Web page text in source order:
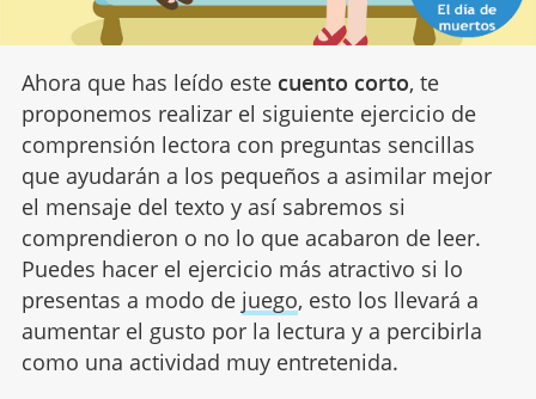
Ahora que has leído este cuento corto, te
proponemos realizar el siguiente ejercicio de
comprensión lectora con preguntas sencillas
que ayudarán a los pequeños a asimilar mejor
el mensaje del texto y así sabremos si
comprendieron o no lo que acabaron de leer.
Puedes hacer el ejercicio más atractivo si lo
presentas a modo de juego, esto los llevará a
aumentar el gusto por la lectura y a percibirla
como una actividad muy entretenida.